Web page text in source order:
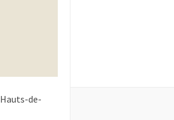
Hauts-de-